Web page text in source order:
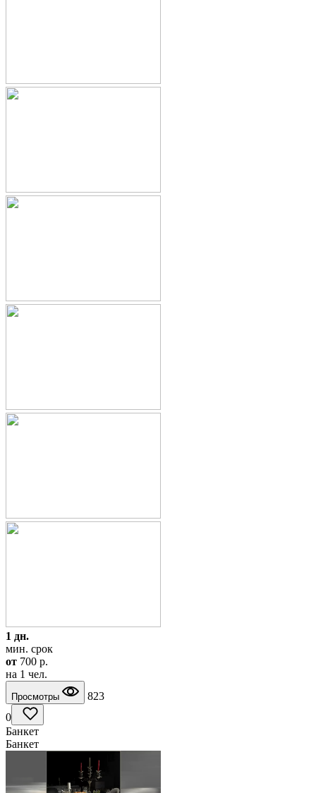
1 дн.
мин. срок
от 700 p.
на 1 чел.
Просмотры
823
0
Банкет
Банкет